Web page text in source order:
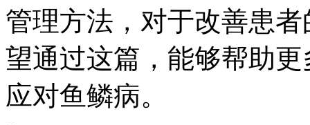
管理方法，对于改善患
望通过这篇，能够帮助
应对鱼鳞病。